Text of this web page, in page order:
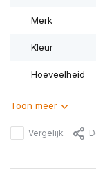
Merk
Kleur
Hoeveelheid
Toon meer
Vergelijk